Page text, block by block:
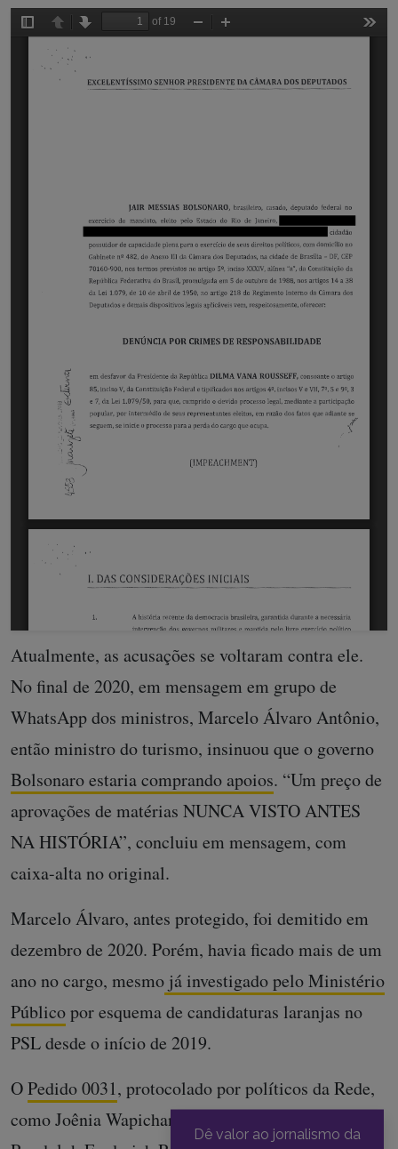
Atualmente, as acusações se voltaram contra ele.
No final de 2020, em mensagem em grupo de
WhatsApp dos ministros, Marcelo Álvaro Antônio,
então ministro do turismo, insinuou que o governo
Bolsonaro estaria comprando apoios. “Um preço de
aprovações de matérias NUNCA VISTO ANTES
NA HISTÓRIA”, concluiu em mensagem, com
caixa-alta no original.
Marcelo Álvaro, antes protegido, foi demitido em
dezembro de 2020. Porém, havia ficado mais de um
ano no cargo, mesmo já investigado pelo Ministério
Públicopor esquema de candidaturas laranjas no
PSL desde o início de 2019.
OPedido 0031, protocolado por políticos da Rede,
como Joênia Wapichana, Fabiano Contarato e
Dê valor ao jornalismo da